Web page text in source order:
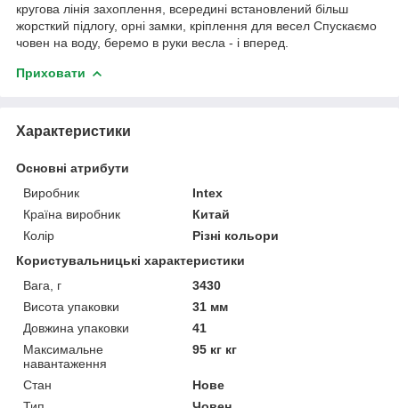
кругова лінія захоплення, всередині встановлений більш
жорсткий підлогу, орні замки, кріплення для весел Спускаємо
човен на воду, беремо в руки весла - і вперед.
Приховати
Характеристики
Основні атрибути
Виробник
Intex
Країна виробник
Китай
Колір
Різні кольори
Користувальницькі характеристики
Вага, г
3430
Висота упаковки
31 мм
Довжина упаковки
41
Максимальне
навантаження
95 кг кг
Стан
Нове